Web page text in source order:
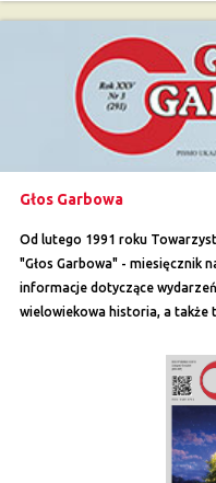
Głos Garbowa
Od lutego 1991 roku
"Głos Garbowa" - miesięcznik
informacje dotyczące
wielowiekowa historia, a także